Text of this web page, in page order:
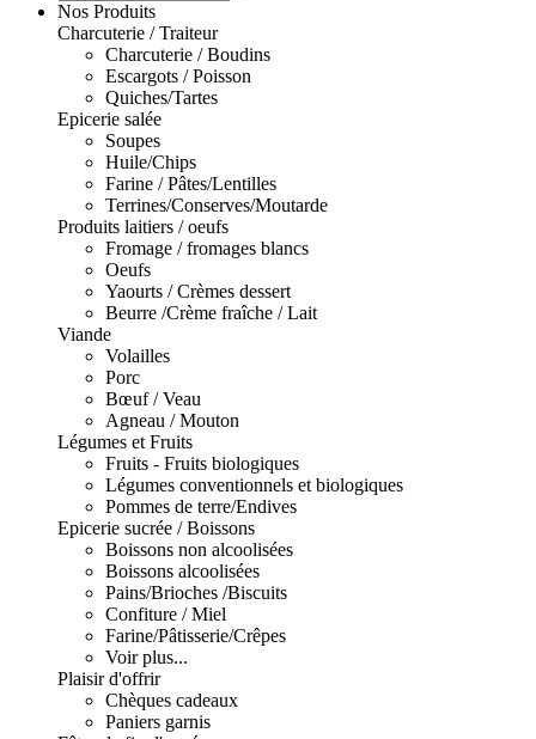
Nos Produits
Charcuterie / Traiteur
Charcuterie / Boudins
Escargots / Poisson
Quiches/Tartes
Epicerie salée
Soupes
Huile/Chips
Farine / Pâtes/Lentilles
Terrines/Conserves/Moutarde
Produits laitiers / oeufs
Fromage / fromages blancs
Oeufs
Yaourts / Crèmes dessert
Beurre /Crème fraîche / Lait
Viande
Volailles
Porc
Bœuf / Veau
Agneau / Mouton
Légumes et Fruits
Fruits - Fruits biologiques
Légumes conventionnels et biologiques
Pommes de terre/Endives
Epicerie sucrée / Boissons
Boissons non alcoolisées
Boissons alcoolisées
Pains/Brioches /Biscuits
Confiture / Miel
Farine/Pâtisserie/Crêpes
Voir plus...
Plaisir d'offrir
Chèques cadeaux
Paniers garnis